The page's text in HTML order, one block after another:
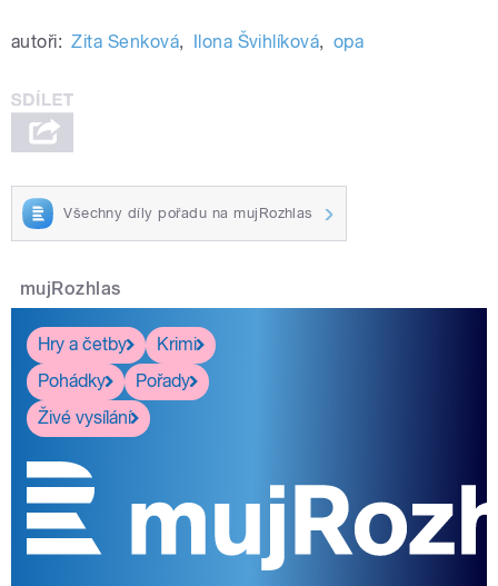
autoři: Zita Senková, Ilona Švihlíková, opa
Všechny díly pořadu na mujRozhlas
mujRozhlas
Hry a četby
Krimi
Pohádky
Pořady
Živé vysílání